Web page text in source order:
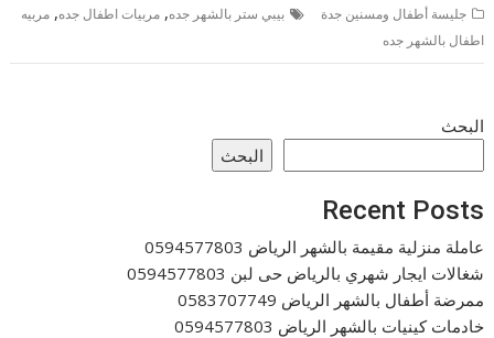
جليسة أطفال ومسنين جدة بيبي ستر بالشهر جده,مربيات اطفال جده,مربيه
اطفال بالشهر جده
البحث
البحث
Recent Posts
عاملة منزلية مقيمة بالشهر الرياض 0594577803
شغالات ايجار شهري بالرياض حى لبن 0594577803
ممرضة أطفال بالشهر الرياض 0583707749
خادمات كينيات بالشهر الرياض 0594577803